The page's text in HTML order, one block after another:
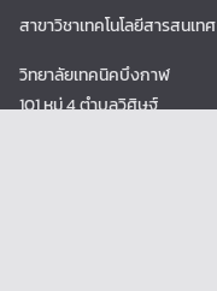
สาขาวิชาเทคโนโลยีสารสนเทศ
วิทยาลัยเทคนิคบึงกาฬ
101 หมู่ 4 ตำบลวิศิษฐ์